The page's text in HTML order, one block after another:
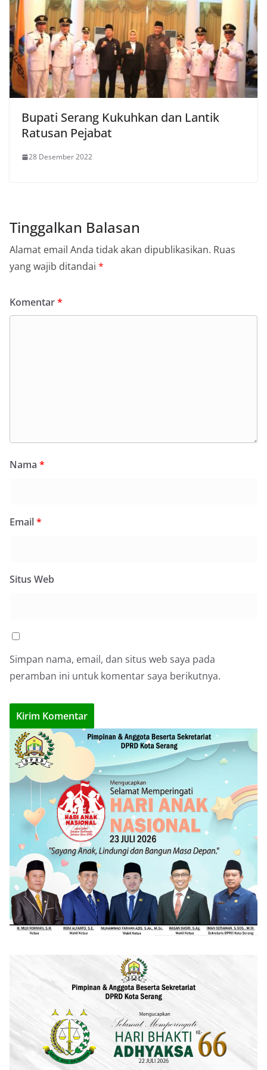
Bupati Serang Kukuhkan dan Lantik
Ratusan Pejabat
28 Desember 2022
Tinggalkan Balasan
Alamat email Anda tidak akan dipublikasikan. Ruas
yang wajib ditandai *
Komentar*
Nama *
Email*
Situs Web
Simpan nama, email, dan situs web saya pada
peramban ini untuk komentar saya berikutnya.